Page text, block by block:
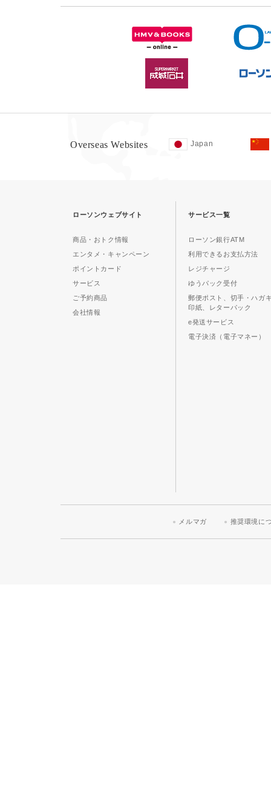
Overseas Websites Japan
ローソンウェブサイト
商品・おトク情報
エンタメ・キャンペーン
ポイントカード
サービス
ご予約商品
会社情報
サービス一覧
ローソン銀行ATM
利用できるお支払方法
レジチャージ
ゆうパック受付
郵便ポスト、切手・ハガ
印紙、レターパック
e発送サービス
電子決済（電子マネー）
メルマガ 推奨環境に